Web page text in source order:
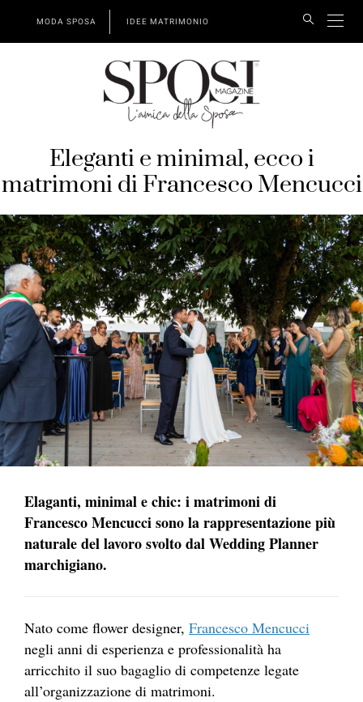
MODA SPOSA IDEE MATRIMONIO
Eleganti e minimal, ecco i
matrimoni di Francesco Mencucci
Elaganti, minimal e chic: i matrimoni di
Francesco Mencucci sono la rappresentazione più
naturale del lavoro svolto dal Wedding Planner
marchigiano.
Nato come flower designer, Francesco Mencucci
negli anni di esperienza e professionalità ha
arricchito il suo bagaglio di competenze legate
all’organizzazione di matrimoni.